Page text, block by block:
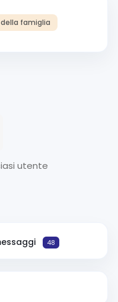
famiglia
utente
48